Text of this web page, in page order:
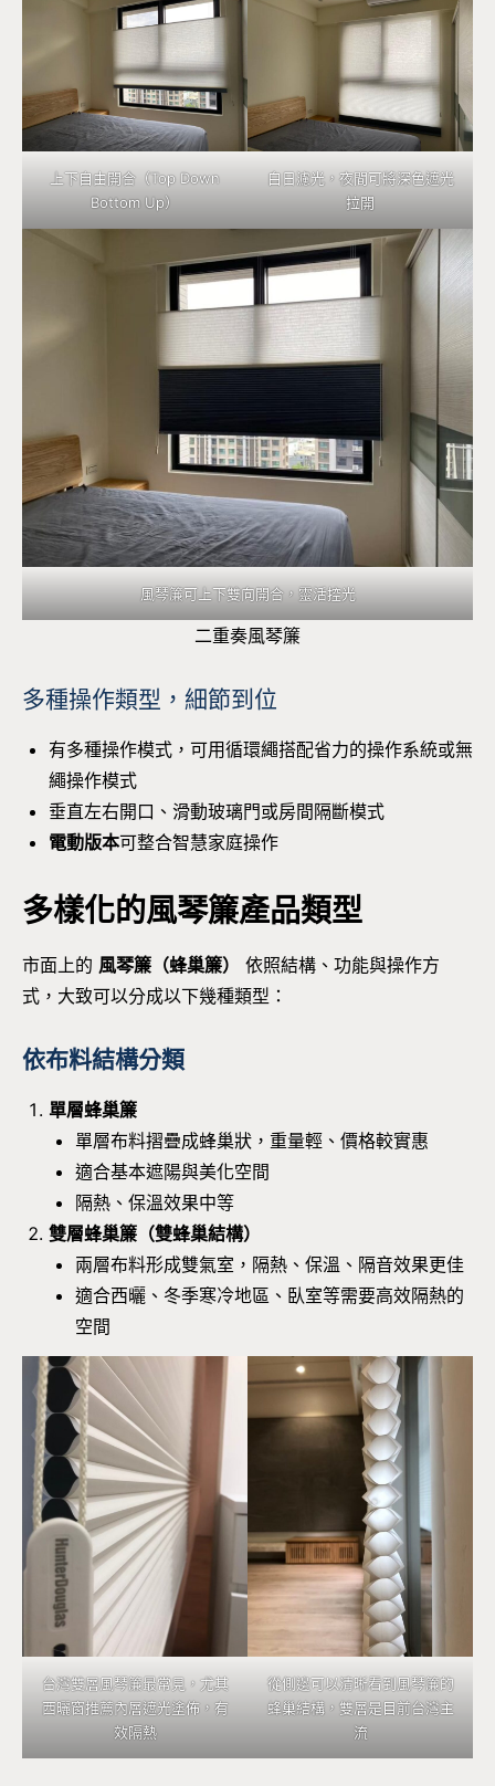
上下自由開合（Top Down
Bottom Up）
白日濾光，夜間可將深色遮光
拉開
風琴簾可上下雙向開合，靈活控光
二重奏風琴簾
多種操作類型，細節到位
有多種操作模式，可用循環繩搭配省力的操作系統或無
繩操作模式
垂直左右開口、滑動玻璃門或房間隔斷模式
電動版本可整合智慧家庭操作
多樣化的風琴簾產品類型
市面上的 風琴簾（蜂巢簾）
依照結構、功能與操作方
式，大致可以分成以下幾種類型：
依布料結構分類
單層蜂巢簾
單層布料摺疊成蜂巢狀，重量輕、價格較實惠
適合基本遮陽與美化空間
隔熱、保溫效果中等
雙層蜂巢簾（雙蜂巢結構）
兩層布料形成雙氣室，隔熱、保溫、隔音效果更佳
適合西曬、冬季寒冷地區、臥室等需要高效隔熱的
空間
台灣雙層風琴簾最常見，尤其
西曬窗推薦內層遮光塗佈，有
效隔熱
從側邊可以清晰看到風琴簾的
蜂巢結構，雙層是目前台灣主
流